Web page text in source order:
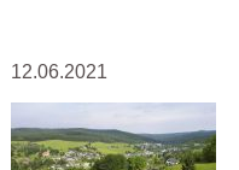
12.06.2021